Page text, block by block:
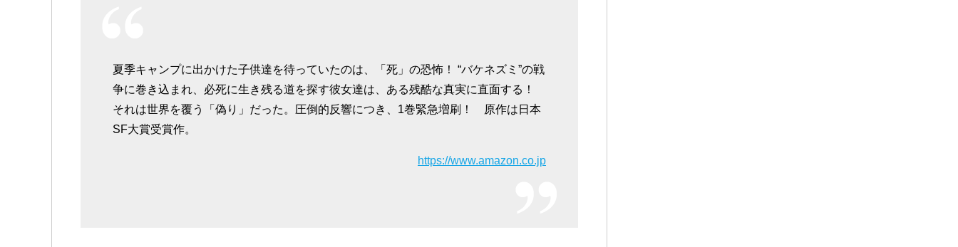
夏季キャンプに出かけた子供達を待っていたのは、「死」の恐怖！ “バケネズミ”の戦
争に巻き込まれ、必死に生き残る道を探す彼女達は、ある残酷な真実に直面する！
それは世界を覆う「偽り」だった。圧倒的反響につき、1巻緊急増刷！ 原作は日本
SF大賞受賞作。
https://www.amazon.co.jp